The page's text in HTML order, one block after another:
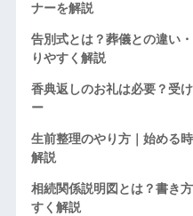
ナーを解説
告別式とは？葬儀との違い
りやすく解説
香典返しのお礼は必要？受
ー
生前整理のやり方｜始める
解説
相続関係説明図とは？書き
すく解説